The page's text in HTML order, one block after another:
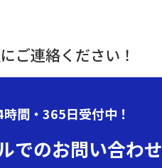
ご連絡ください！
時間・365日受付中！
でのお問い合わせ